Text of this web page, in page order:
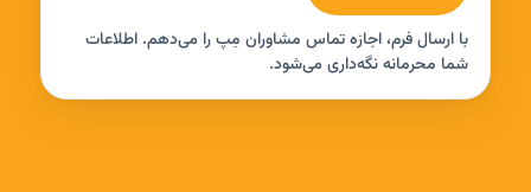
با ارسال فرم، اجازه تماس مشاوران مِپ را می‌دهم. اطلاعات
شما محرمانه نگه‌داری می‌شود.